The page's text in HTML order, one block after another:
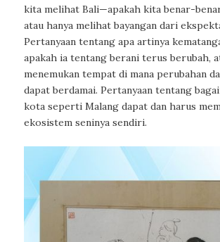
kita melihat Bali—apakah kita benar-
atau hanya melihat bayangan dari
Pertanyaan tentang apa artinya
apakah ia tentang berani terus berubah,
menemukan tempat di mana perubahan
dapat berdamai. Pertanyaan tentang
kota seperti Malang dapat dan harus
ekosistem seninya sendiri.